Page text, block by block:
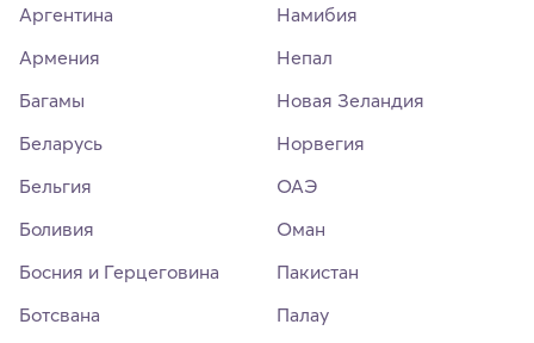
Аргентина
Армения
Багамы
Беларусь
Бельгия
Боливия
Босния и Герцеговина
Ботсвана
Намибия
Непал
Новая Зеландия
Норвегия
ОАЭ
Оман
Пакистан
Палау